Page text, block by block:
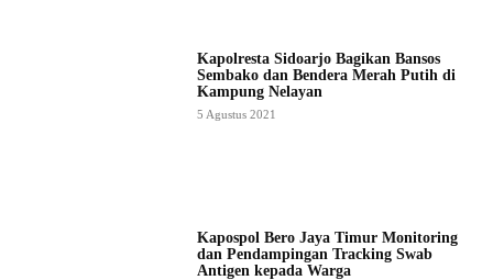
Kapolresta Sidoarjo Bagikan Bansos
Sembako dan Bendera Merah Putih di
Kampung Nelayan
5 Agustus 2021
Kapospol Bero Jaya Timur Monitoring
dan Pendampingan Tracking Swab
Antigen kepada Warga